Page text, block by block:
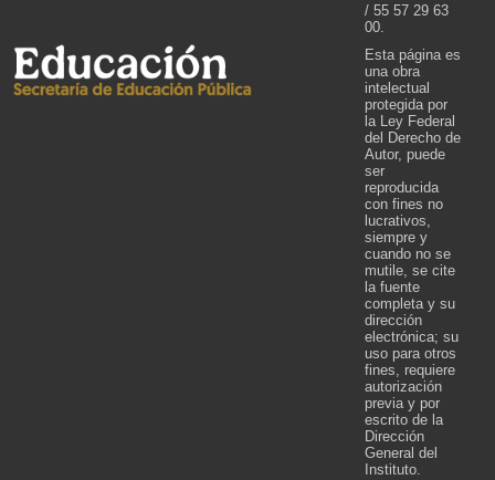
/ 55 57 29 63
00.
Esta página es
una obra
intelectual
protegida por
la Ley Federal
del Derecho de
Autor, puede
ser
reproducida
con fines no
lucrativos,
siempre y
cuando no se
mutile, se cite
la fuente
completa y su
dirección
electrónica; su
uso para otros
fines, requiere
autorización
previa y por
escrito de la
Dirección
General del
Instituto.